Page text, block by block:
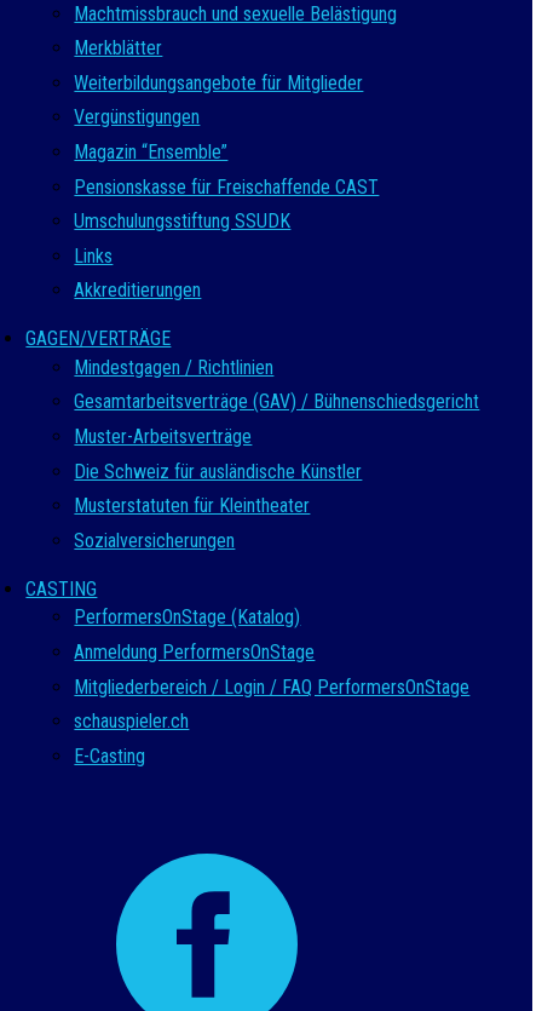
Machtmissbrauch und sexuelle Belästigung
Merkblätter
Weiterbildungsangebote für Mitglieder
Vergünstigungen
Magazin “Ensemble”
Pensionskasse für Freischaffende CAST
Umschulungsstiftung SSUDK
Links
Akkreditierungen
GAGEN/VERTRÄGE
Mindestgagen / Richtlinien
Gesamtarbeitsverträge (GAV) / Bühnenschiedsgericht
Muster-Arbeitsverträge
Die Schweiz für ausländische Künstler
Musterstatuten für Kleintheater
Sozialversicherungen
CASTING
PerformersOnStage (Katalog)
Anmeldung PerformersOnStage
Mitgliederbereich / Login / FAQ PerformersOnStage
schauspieler.ch
E-Casting